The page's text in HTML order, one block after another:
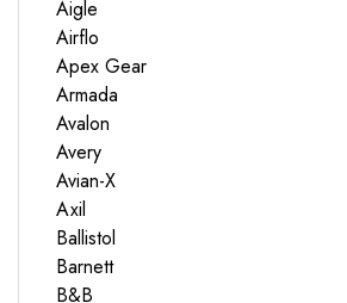
Aigle
Airflo
Apex Gear
Armada
Avalon
Avery
Avian-X
Axil
Ballistol
Barnett
B&B